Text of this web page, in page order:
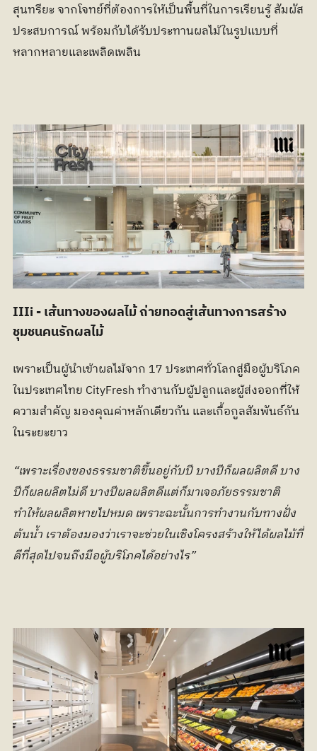
สุนทรียะ จากโจทย์ที่ต้องการให้เป็นพื้นที่ในการเรียนรู้ สัมผัส
ประสบการณ์ พร้อมกับได้รับประทานผลไม้ในรูปแบบที่
หลากหลายและเพลิดเพลิน
IIIi - เส้นทางของผลไม้ ถ่ายทอดสู่เส้นทางการสร้าง
ชุมชนคนรักผลไม้
เพราะเป็นผู้นำเข้าผลไม้จาก 17 ประเทศทั่วโลกสู่มือผู้บริโภค
ในประเทศไทย CityFresh ทำงานกับผู้ปลูกและผู้ส่งออกที่ให้
ความสำคัญ มองคุณค่าหลักเดียวกัน และเกื้อกูลสัมพันธ์กัน
ในระยะยาว
“เพราะเรื่องของธรรมชาติขึ้นอยู่กับปี บางปีก็ผลผลิตดี บาง
ปีก็ผลผลิตไม่ดี บางปีผลผลิตดีแต่ก็มาเจอภัยธรรมชาติ
ทำให้ผลผลิตหายไปหมด เพราะฉะนั้นการทำงานกับทางฝั่ง
ต้นน้ำ เราต้องมองว่าเราจะช่วยในเชิงโครงสร้างให้ได้ผลไม้ที่
ดีที่สุดไปจนถึงมือผู้บริโภคได้อย่างไร”